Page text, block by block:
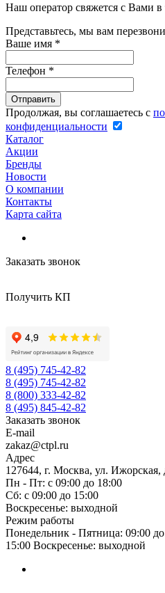
Наш оператор свяжется с Вами в
Представьтесь, мы вам
Ваше имя *
Телефон *
Продолжая, вы соглашаетесь с
конфиденциальности
Каталог
Акции
Бренды
Новости
О компании
Контакты
Карта сайта
Заказать звонок
Получить КП
8 (495) 745-42-82
8 (495) 745-42-82
8 (800) 333-42-82
8 (495) 845-42-82
Заказать звонок
E-mail
zakaz@ctpl.ru
Адрес
127644, г. Москва, ул.
Пн - Пт: с 09:00 до 18:00
Сб: с 09:00 до 15:00
Воскресенье: выходной
Режим работы
Понедельник - Пятница: 09:00
15:00 Воскресенье: выходной